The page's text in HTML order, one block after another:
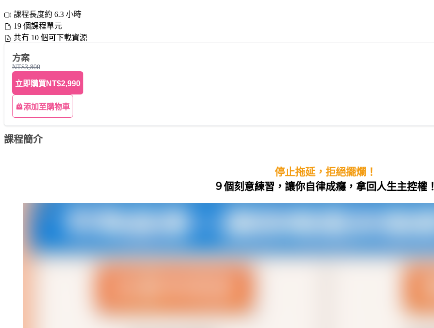
課程長度約 6.3 小時
19 個課程單元
共有 10 個可下載資源
方案
NT$3,800
立即購買 NT$2,990
添加至購物車
課程簡介
停止拖延，拒絕擺爛！
９個刻意練習，讓你自律成癮，拿回人生主控權